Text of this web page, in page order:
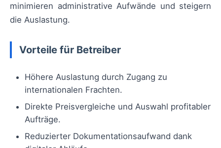
minimieren administrative Aufwände und steigern
die Auslastung.
Vorteile für Betreiber
Höhere Auslastung durch Zugang zu
internationalen Frachten.
Direkte Preisvergleiche und Auswahl profitabler
Aufträge.
Reduzierter Dokumentationsaufwand dank